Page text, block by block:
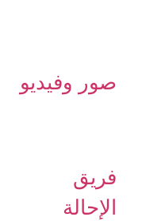
صور وفيديو
فريق
الإحالة